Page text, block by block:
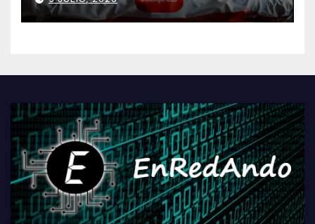
AliExpressi, AEBetako AAren
kontrola, Googleri behin
PlayStationeko bideojoko